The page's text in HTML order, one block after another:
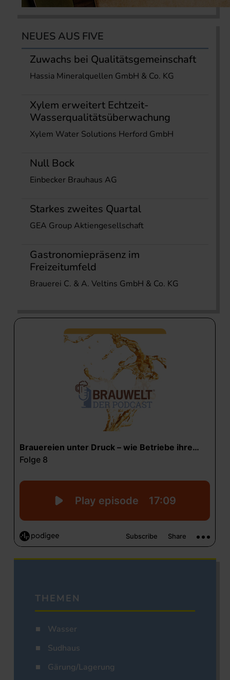
NEUES AUS FIVE
Zuwachs bei Qualitätsgemeinschaft
Hassia Mineralquellen GmbH & Co. KG
Xylem erweitert Echtzeit-
Wasserqualitätsüberwachung
Xylem Water Solutions Herford GmbH
Null Bock
Einbecker Brauhaus AG
Starkes zweites Quartal
GEA Group Aktiengesellschaft
Gastronomiepräsenz im
Freizeitumfeld
Brauerei C. & A. Veltins GmbH & Co. KG
THEMEN
Wasser
Sudhaus
Gärung/Lagerung